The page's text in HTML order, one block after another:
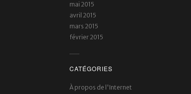
mai 2015
avril 2015
mars 2015
février 2015
CATÉGORIES
À propos de l'Internet